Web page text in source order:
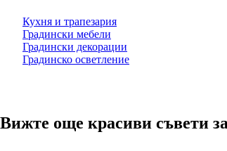
Кухня и трапезария
Градински мебели
Градински декорации
Градинско осветление
Вижте още красиви съвети